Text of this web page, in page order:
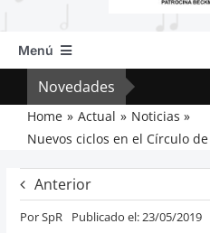
Menú
Inicio
Actual
Artículos
Crítica
Previos de ópera
Novedades
Home Actual
Noticias
Nuevos ciclos en el Círculo
Anterior
PorSpR Publicado el: 23/05/2019